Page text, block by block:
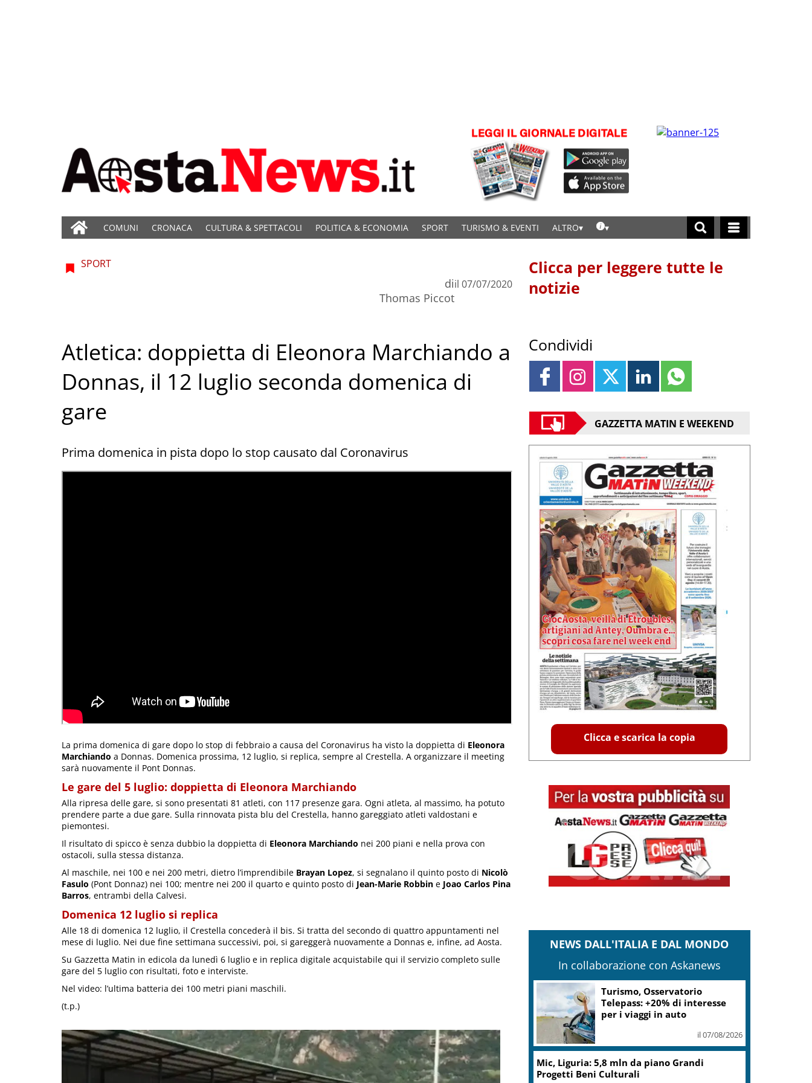
COMUNI CRONACA CULTURA & SPETTACOLI POLITICA & ECONOMIA SPORT TURISMO & EVENTI ALTRO
SPORT
di
Thomas Piccot
il 07/07/2020
Atletica: doppietta di Eleonora Marchiando a
Donnas, il 12 luglio seconda domenica di
gare
Prima domenica in pista dopo lo stop causato dal Coronavirus
La prima domenica di gare dopo lo stop di febbraio a causa del Coronavirus ha visto la doppietta di Eleonora
Marchiando a Donnas. Domenica prossima, 12 luglio, si replica, sempre al Crestella. A organizzare il meeting
sarà nuovamente il Pont Donnas.
Le gare del 5 luglio: doppietta di Eleonora Marchiando
Alla ripresa delle gare, si sono presentati 81 atleti, con 117 presenze gara. Ogni atleta, al massimo, ha potuto
prendere parte a due gare. Sulla rinnovata pista blu del Crestella, hanno gareggiato atleti valdostani e
piemontesi.
Il risultato di spicco è senza dubbio la doppietta di Eleonora Marchiando nei 200 piani e nella prova con
ostacoli, sulla stessa distanza.
Al maschile, nei 100 e nei 200 metri, dietro l’imprendibile Brayan Lopez, si segnalano il quinto posto di Nicolò
Fasulo (Pont Donnaz) nei 100; mentre nei 200 il quarto e quinto posto di Jean-Marie Robbin e Joao Carlos Pina
Barros, entrambi della Calvesi.
Domenica 12 luglio si replica
Alle 18 di domenica 12 luglio, il Crestella concederà il bis. Si tratta del secondo di quattro appuntamenti nel
mese di luglio. Nei due fine settimana successivi, poi, si gareggerà nuovamente a Donnas e, infine, ad Aosta.
Su Gazzetta Matin in edicola da lunedì 6 luglio e in replica digitale acquistabile qui il servizio completo sulle
gare del 5 luglio con risultati, foto e interviste.
Nel video: l’ultima batteria dei 100 metri piani maschili.
(t.p.)
Clicca per leggere tutte le
notizie
Condividi
GAZZETTA MATIN E WEEKEND
Clicca e scarica la copia
NEWS DALL'ITALIA E DAL MONDO
In collaborazione con Askanews
Marcinelle, Manildo: tragedia che richiama
garanzia sicurezza
Province, Braidotti (Pd): per Friuli continua
la presa in giro